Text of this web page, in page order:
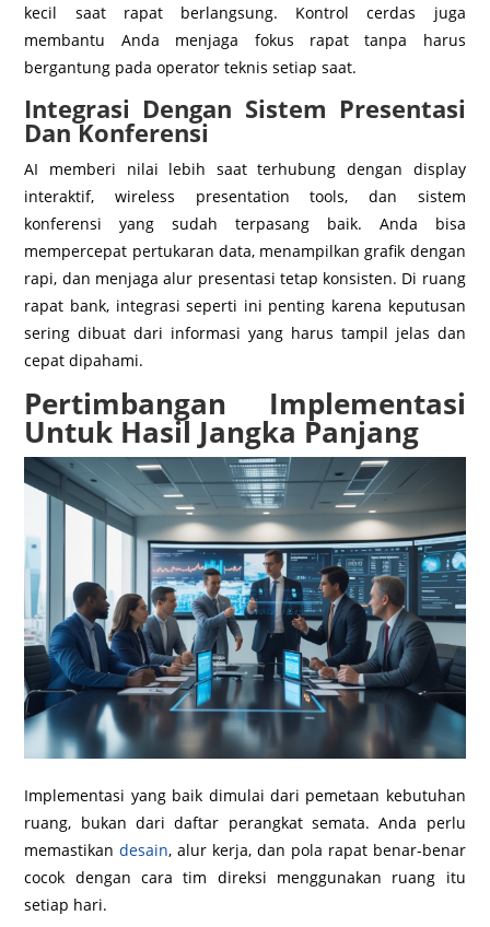
kecil saat rapat berlangsung. Kontrol cerdas juga
membantu Anda menjaga fokus rapat tanpa harus
bergantung pada operator teknis setiap saat.
Integrasi Dengan Sistem Presentasi
Dan Konferensi
AI memberi nilai lebih saat terhubung dengan display
interaktif, wireless presentation tools, dan sistem
konferensi yang sudah terpasang baik. Anda bisa
mempercepat pertukaran data, menampilkan grafik dengan
rapi, dan menjaga alur presentasi tetap konsisten. Di ruang
rapat bank, integrasi seperti ini penting karena keputusan
sering dibuat dari informasi yang harus tampil jelas dan
cepat dipahami.
Pertimbangan Implementasi
Untuk Hasil Jangka Panjang
Implementasi yang baik dimulai dari pemetaan kebutuhan
ruang, bukan dari daftar perangkat semata. Anda perlu
memastikandesain, alur kerja, dan pola rapat benar-benar
cocok dengan cara tim direksi menggunakan ruang itu
setiap hari.